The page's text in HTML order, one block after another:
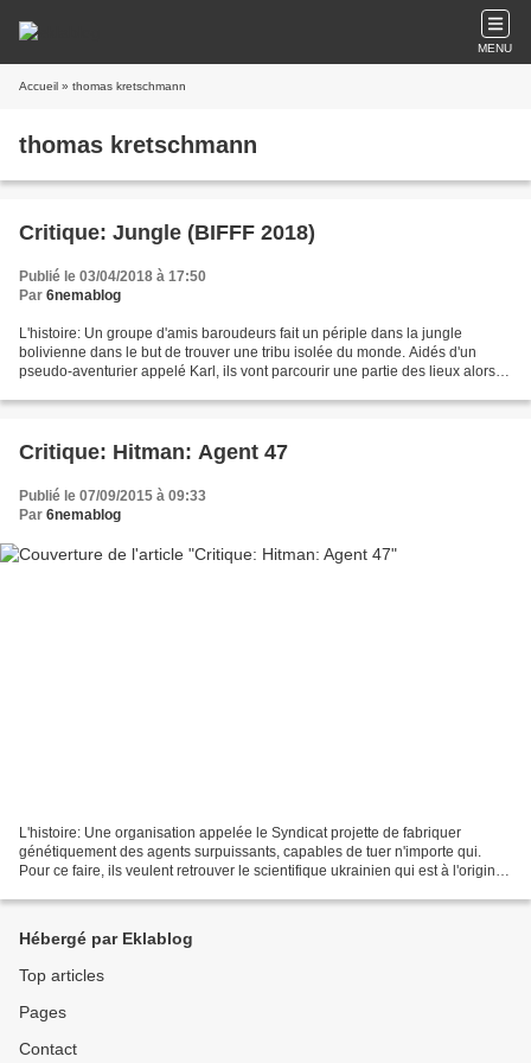
MENU
Accueil » thomas kretschmann
thomas kretschmann
Critique: Jungle (BIFFF 2018)
Publié le 03/04/2018 à 17:50
Par 6nemablog
L'histoire: Un groupe d'amis baroudeurs fait un périple dans la jungle
bolivienne dans le but de trouver une tribu isolée du monde. Aidés d'un
pseudo-aventurier appelé Karl, ils vont parcourir une partie des lieux alors
Critique: Hitman: Agent 47
Publié le 07/09/2015 à 09:33
Par 6nemablog
L'histoire: Une organisation appelée le Syndicat projette de fabriquer
génétiquement des agents surpuissants, capables de tuer n'importe qui.
Pour ce faire, ils veulent retrouver le scientifique ukrainien qui est à l'origine
Hébergé par Eklablog
Top articles
Pages
Contact